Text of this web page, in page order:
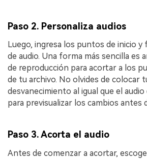
Paso 2. Personaliza audios
Luego, ingresa los puntos de inicio y
de audio. Una forma más sencilla es
de reproducción para acortar a los
de tu archivo. No olvides de colocar
desvanecimiento al igual que el
para previsualizar los cambios antes
Paso 3. Acorta el audio
Antes de comenzar a acortar,